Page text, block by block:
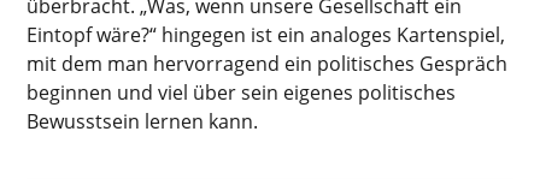
überbracht. „Was, wenn unsere Gesellschaft ein
Eintopf wäre?“ hingegen ist ein analoges Kartenspiel,
mit dem man hervorragend ein politisches Gespräch
beginnen und viel über sein eigenes politisches
Bewusstsein lernen kann.